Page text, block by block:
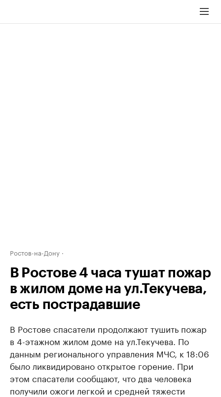
Ростов-на-Дону
В Ростове 4 часа тушат пожар
в жилом доме на ул.Текучева,
есть пострадавшие
В Ростове спасатели продолжают тушить пожар
в 4-этажном жилом доме на ул.Текучева. По
данным регионального управления МЧС, к 18:06
было ликвидировано открытое горение. При
этом спасатели сообщают, что два человека
получили ожоги легкой и средней тяжести